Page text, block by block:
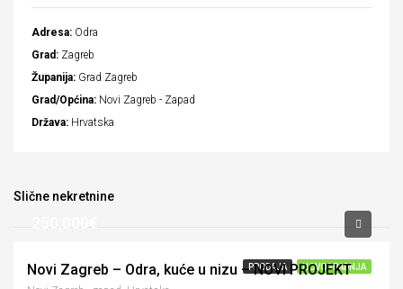
Adresa: Odra
Grad: Zagreb
Županija: Grad Zagreb
Grad/Općina: Novi Zagreb - Zapad
Država: Hrvatska
Slične nekretnine
PRODAJA NOVOGRADNJA
250,000€
Novi Zagreb – Odra, kuće u nizu – NOVI PROJEKT